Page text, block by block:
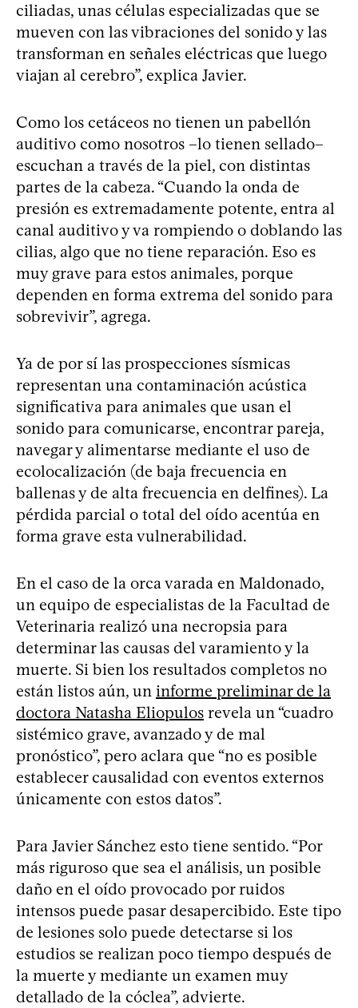
ciliadas, unas células especializadas que se
mueven con las vibraciones del sonido y las
transforman en señales eléctricas que luego
viajan al cerebro”, explica Javier.
Como los cetáceos no tienen un pabellón
auditivo como nosotros –lo tienen sellado–
escuchan a través de la piel, con distintas
partes de la cabeza. “Cuando la onda de
presión es extremadamente potente, entra al
canal auditivo y va rompiendo o doblando las
cilias, algo que no tiene reparación. Eso es
muy grave para estos animales, porque
dependen en forma extrema del sonido para
sobrevivir”, agrega.
Ya de por sí las prospecciones sísmicas
representan una contaminación acústica
significativa para animales que usan el
sonido para comunicarse, encontrar pareja,
navegar y alimentarse mediante el uso de
ecolocalización (de baja frecuencia en
ballenas y de alta frecuencia en delfines). La
pérdida parcial o total del oído acentúa en
forma grave esta vulnerabilidad.
En el caso de la orca varada en Maldonado,
un equipo de especialistas de la Facultad de
Veterinaria realizó una necropsia para
determinar las causas del varamiento y la
muerte. Si bien los resultados completos no
están listos aún, un informe preliminar de la
doctora Natasha Eliopulos revela un “cuadro
sistémico grave, avanzado y de mal
pronóstico”, pero aclara que “no es posible
establecer causalidad con eventos externos
únicamente con estos datos”.
Para Javier Sánchez esto tiene sentido. “Por
más riguroso que sea el análisis, un posible
daño en el oído provocado por ruidos
intensos puede pasar desapercibido. Este tipo
de lesiones solo puede detectarse si los
estudios se realizan poco tiempo después de
la muerte y mediante un examen muy
detallado de la cóclea”, advierte.